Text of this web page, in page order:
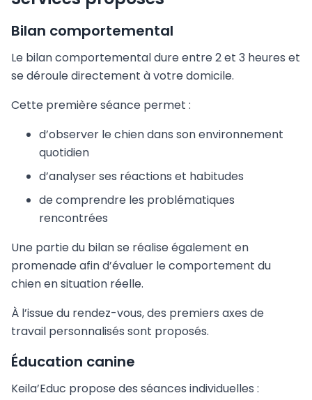
Bilan comportemental
Le bilan comportemental dure entre 2 et 3 heures et
se déroule directement à votre domicile.
Cette première séance permet :
d’observer le chien dans son environnement
quotidien
d’analyser ses réactions et habitudes
de comprendre les problématiques
rencontrées
Une partie du bilan se réalise également en
promenade afin d’évaluer le comportement du
chien en situation réelle.
À l’issue du rendez-vous, des premiers axes de
travail personnalisés sont proposés.
Éducation canine
Keila’Educ propose des séances individuelles :